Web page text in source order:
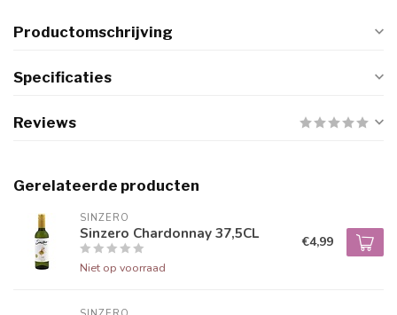
Productomschrijving
Specificaties
Reviews
Gerelateerde producten
SINZERO
Sinzero Chardonnay 37,5CL
Niet op voorraad
€4,99